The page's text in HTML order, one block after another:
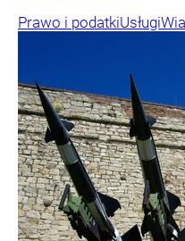
Prawo i podatkiUsługi